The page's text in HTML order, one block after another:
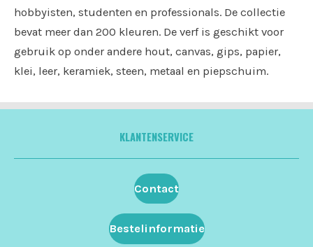
hobbyisten, studenten en professionals. De collectie
bevat meer dan 200 kleuren. De verf is geschikt voor
gebruik op onder andere hout, canvas, gips, papier,
klei, leer, keramiek, steen, metaal en piepschuim.
KLANTENSERVICE
Contact
Bestelinformatie